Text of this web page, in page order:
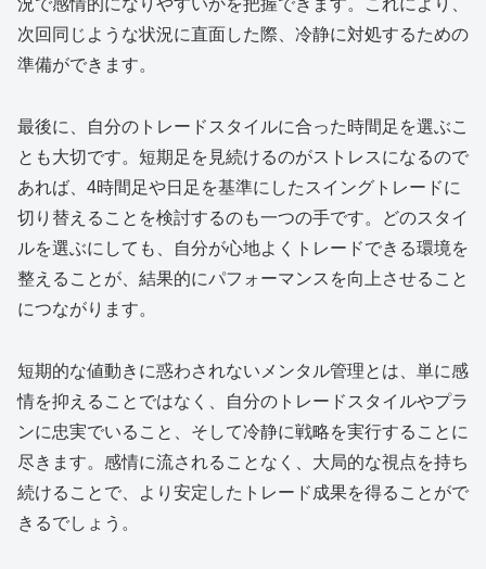
況で感情的になりやすいかを把握できます。これにより、
次回同じような状況に直面した際、冷静に対処するための
準備ができます。
最後に、自分のトレードスタイルに合った時間足を選ぶこ
とも大切です。短期足を見続けるのがストレスになるので
あれば、4時間足や日足を基準にしたスイングトレードに
切り替えることを検討するのも一つの手です。どのスタイ
ルを選ぶにしても、自分が心地よくトレードできる環境を
整えることが、結果的にパフォーマンスを向上させること
につながります。
短期的な値動きに惑わされないメンタル管理とは、単に感
情を抑えることではなく、自分のトレードスタイルやプラ
ンに忠実でいること、そして冷静に戦略を実行することに
尽きます。感情に流されることなく、大局的な視点を持ち
続けることで、より安定したトレード成果を得ることがで
きるでしょう。